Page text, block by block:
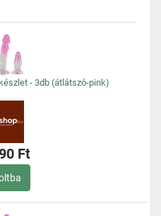
- 3db (átlátszó-pink)
Ft